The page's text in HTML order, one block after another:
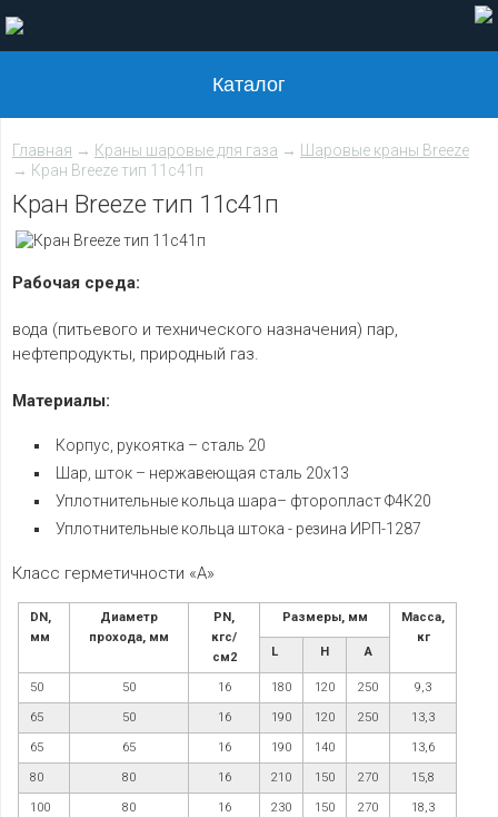
Каталог
Главная → Краны шаровые для газа →
Шаровые краны Breeze
→ Кран Breeze тип 11с41п
Кран Breeze тип 11с41п
Рабочая среда:
вода (питьевого и технического назначения) пар,
нефтепродукты, природный газ.
Материалы:
Корпус, рукоятка – сталь 20
Шар, шток – нержавеющая сталь 20х13
Уплотнительные кольца шара– фторопласт Ф4К20
Уплотнительные кольца штока - резина ИРП-1287
Класс герметичности «А»
DN,
мм
Диаметр
прохода, мм
PN,
кгс/
см2
Размеры, мм
Масса,
кг
L
H A
50 50 16 180 120 250 9,3
65 50 16 190 120 250 13,3
65 65 16 190 140 13,6
80 80 16 210 150 270 15,8
100 80 16 230 150 270 18,3